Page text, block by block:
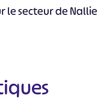
secteur de